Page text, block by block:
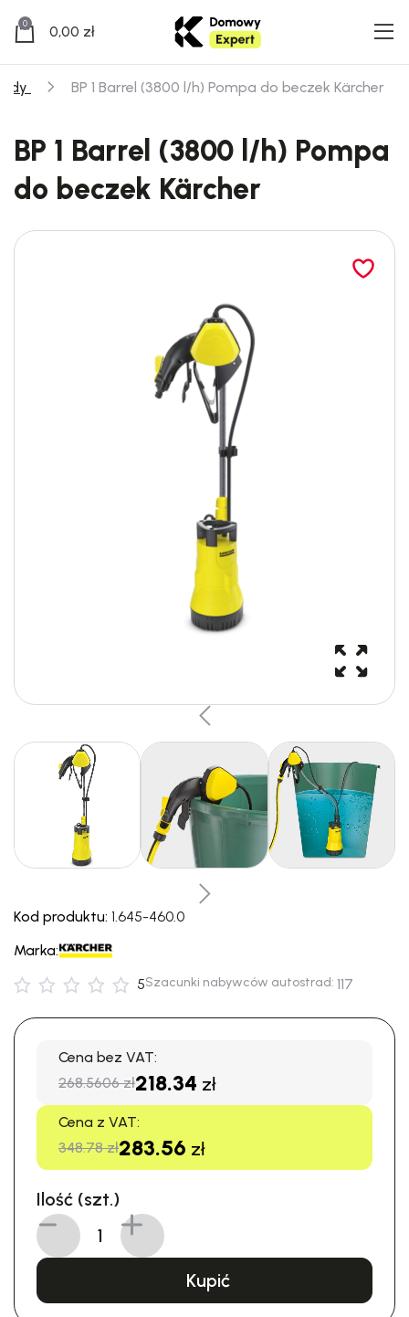
0 0,00 zł
BP 1 Barrel (3800 l/h) Pompa do beczek Kärcher
BP 1 Barrel (3800 l/h) Pompa
do beczek Kärcher
Kod produktu: 1.645-460.0
Marka:
5Szacunki nabywców autostrad: 117
Cena bez VAT:
268.5606 zł218.34 zł
Cena z VAT:
348.78 zł283.56 zł
Ilość (szt.)
Kupić